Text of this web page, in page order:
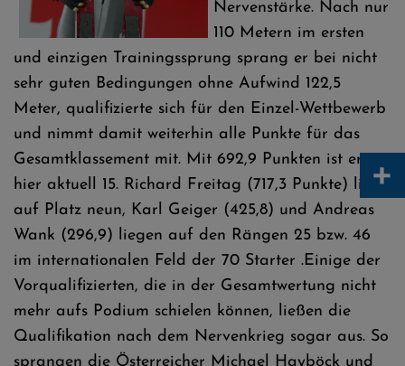
Nervenstärke. Nach nur
110 Metern im ersten
und einzigen Trainingssprung sprang er bei nicht
sehr guten Bedingungen ohne Aufwind 122,5
Meter, qualifizierte sich für den Einzel-Wettbewerb
und nimmt damit weiterhin alle Punkte für das
Gesamtklassement mit. Mit 692,9 Punkten ist er
hier aktuell 15. Richard Freitag (717,3 Punkte) liegt
auf Platz neun, Karl Geiger (425,8) und Andreas
Wank (296,9) liegen auf den Rängen 25 bzw. 46
im internationalen Feld der 70 Starter .Einige der
Vorqualifizierten, die in der Gesamtwertung nicht
mehr aufs Podium schielen können, ließen die
Qualifikation nach dem Nervenkrieg sogar aus. So
sprangen die Österreicher Michael Hayböck und
+